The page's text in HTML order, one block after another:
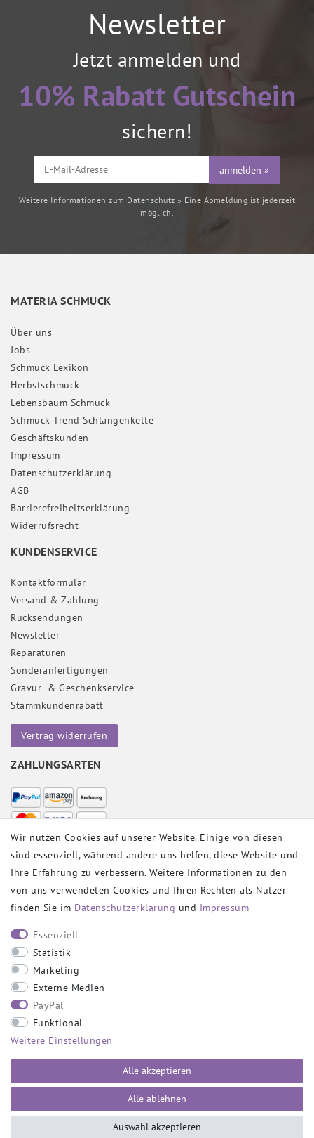
Newsletter
Jetzt anmelden und
10% Rabatt Gutschein
sichern!
anmelden »
Weitere Informationen zum Datenschutz » Eine Abmeldung ist jederzeit
möglich.
MATERIA SCHMUCK
Über uns
Jobs
Schmuck Lexikon
Herbstschmuck
Lebensbaum Schmuck
Schmuck Trend Schlangenkette
Geschäftskunden
Impressum
Daten­schutz­erklärung
AGB
Barrierefreiheitserklärung
Widerrufs­recht
KUNDENSERVICE
Kontaktformular
Versand & Zahlung
Rücksendungen
Newsletter
Reparaturen
Sonderanfertigungen
Gravur- & Geschenkservice
Stammkundenrabatt
Vertrag widerrufen
ZAHLUNGSARTEN
VERSANDPARTNER
SOCIAL
SICHER EINKAUFEN
Wir nutzen Cookies auf unserer Website. Einige von diesen
sind essenziell, während andere uns helfen, diese Website und
Ihre Erfahrung zu verbessern. Weitere Informationen zu den
von uns verwendeten Cookies und Ihren Rechten als Nutzer
finden Sie im Daten­schutz­erklärung und Impressum
Essenziell
Statistik
Marketing
Externe Medien
PayPal
Funktional
Weitere Einstellungen
Alle akzeptieren
Alle ablehnen
Auswahl akzeptieren